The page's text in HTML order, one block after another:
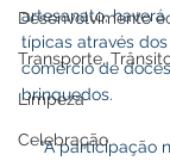
Desenvolvimento
Transporte,
Limpeza
Celebração
artesanato,
típicas através
comércio de
brinquedos.
    “A participação na feira sai sem custo